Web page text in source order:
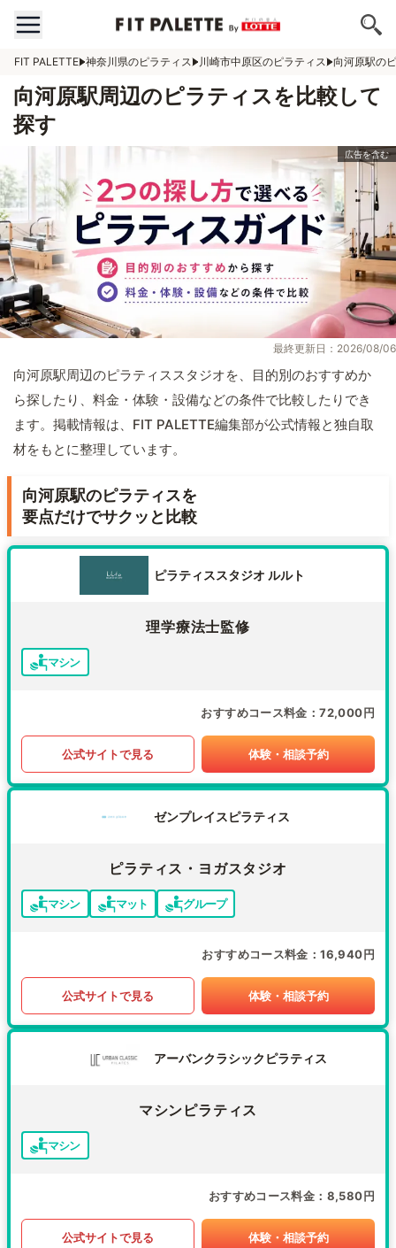
FIT PALETTE 神奈川県のピラティス 川崎市中原区のピラティス 向河原駅の
向河原駅周辺のピラティスを比較して
探す
最終更新日：2026/08/06
向河原駅周辺のピラティススタジオを、目的別のおすすめか
ら探したり、料金・体験・設備などの条件で比較したりでき
ます。掲載情報は、FIT PALETTE編集部が公式情報と独自取
材をもとに整理しています。
向河原駅のピラティスを
要点だけでサクッと比較
ピラティススタジオ ルルト
理学療法士監修
マシン
おすすめコース料金 72,000円
公式サイトで見る 体験・相談予約
ゼンプレイスピラティス
ピラティス・ヨガスタジオ
マシン マット グループ
おすすめコース料金 16,940円
公式サイトで見る 体験・相談予約
アーバンクラシックピラティス
マシンピラティス
マシン
おすすめコース料金 8,580円
公式サイトで見る 体験・相談予約